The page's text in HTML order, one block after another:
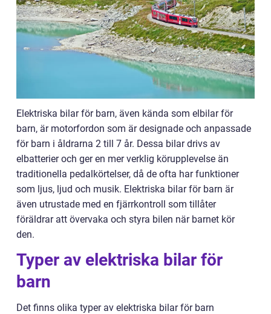
Elektriska bilar för barn, även kända som elbilar för
barn, är motorfordon som är designade och anpassade
för barn i åldrarna 2 till 7 år. Dessa bilar drivs av
elbatterier och ger en mer verklig körupplevelse än
traditionella pedalkörtelser, då de ofta har funktioner
som ljus, ljud och musik. Elektriska bilar för barn är
även utrustade med en fjärrkontroll som tillåter
föräldrar att övervaka och styra bilen när barnet kör
den.
Typer av elektriska bilar för
barn
Det finns olika typer av elektriska bilar för barn